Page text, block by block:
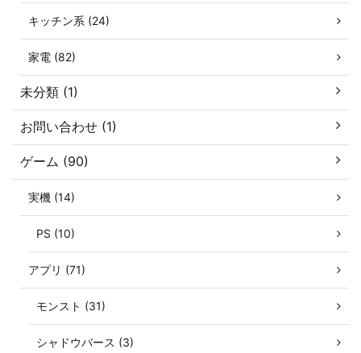
キッチン系 (24)
家電 (82)
未分類 (1)
お問い合わせ (1)
ゲーム (90)
実機 (14)
PS (10)
アプリ (71)
モンスト (31)
シャドウバース (3)